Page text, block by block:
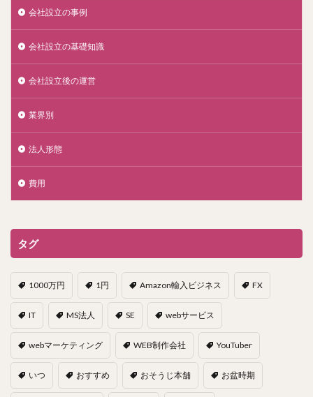
会社設立の事例
会社設立の基礎知識
会社設立後の運営
業界別
法人形態
費用
タグ
1000万円 1円 Amazon輸入ビジネス FX
IT MS法人 SE webサービス
webマーケティング WEB制作会社 YouTuber
いつ おすすめ おそうじ本舗 お盆時期